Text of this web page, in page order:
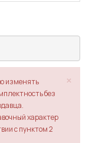
×
изменять
без
характер
с пунктом 2